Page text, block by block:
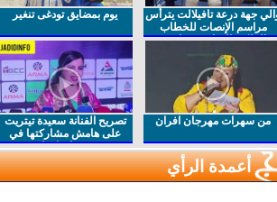
جهة درعة تافيلالت يترأس
مراسم الإنصات للخطاب
الملكي السامي بمناسبة
يوم بمضايق تودغى تنغير
من سهرات مهرجان افران
تصريح الفنانة سعيدة تيتريت
على هامش مشاركتها في
مهرجان افران
أعمدة الرأي